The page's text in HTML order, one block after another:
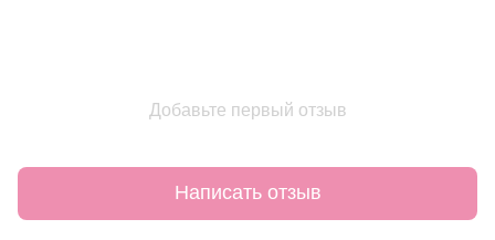
Добавьте первый отзыв
Написать отзыв